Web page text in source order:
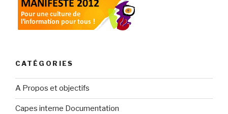
CATÉGORIES
A Propos et objectifs
Capes interne Documentation